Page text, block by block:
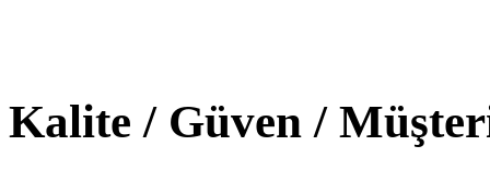
Kalite / Güven /